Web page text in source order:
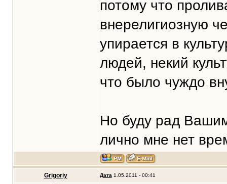
потому что
внерелигиозную
упирается в
людей, некий
что было чуждо
Но буду рад
лично мне нет
Grigoriy Дата 1.05.2011 - 00:41